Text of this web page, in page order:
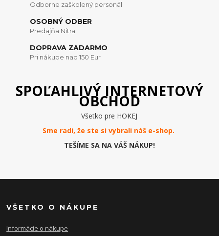
Odborne zaškolený personál
OSOBNÝ ODBER
Predajňa Nitra
DOPRAVA ZADARMO
Pri nákupe nad 150 Eur
SPOĽAHLIVÝ INTERNETOVÝ
OBCHOD
Všetko pre HOKEJ
Sme radi, že ste si vybrali náš e-shop.
TEŠÍME SA NA VÁŠ NÁKUP!
VŠETKO O NÁKUPE
Informácie o nákupe